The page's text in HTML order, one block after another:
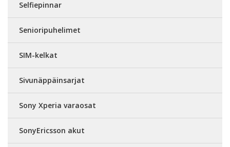
Selfiepinnar
Senioripuhelimet
SIM-kelkat
Sivunäppäinsarjat
Sony Xperia varaosat
SonyEricsson akut